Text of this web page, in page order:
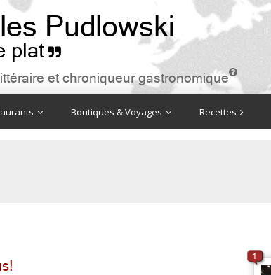
Pudlowski
plat 
et chroniqueur gastronomique

Boutiques & Voyages Recettes
1